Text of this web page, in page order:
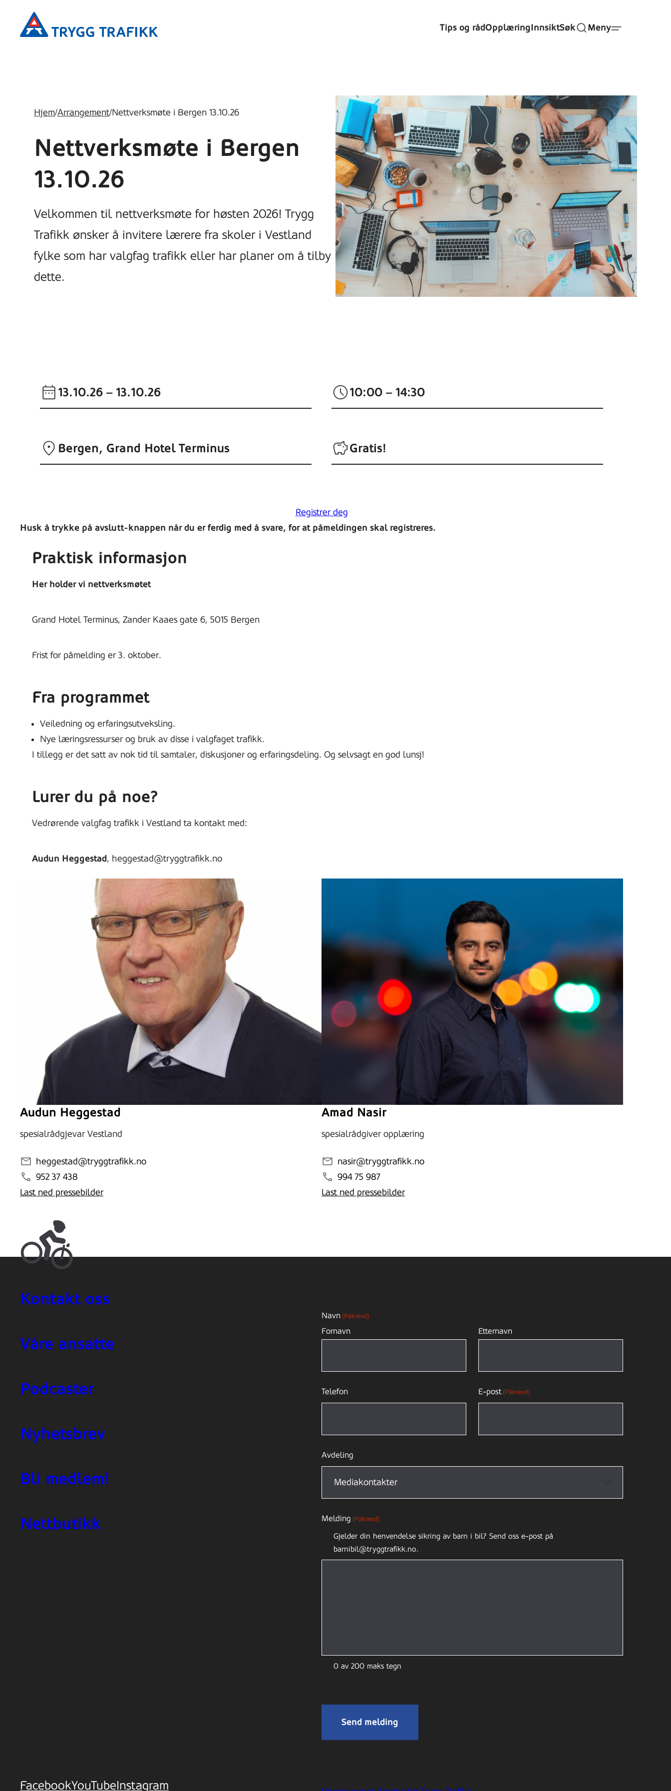
hovedinnhold
Trygg
Trafikk
Tips og rådOpplæringInnsiktSøk Meny
Hjem/Arrangement/Nettverksmøte i Bergen 13.10.26
Nettverksmøte i Bergen
13.10.26
Velkommen til nettverksmøte for høsten 2026! Trygg
Trafikk ønsker å invitere lærere fra skoler i Vestland
fylke som har valgfag trafikk eller har planer om å tilby
dette.
13.10.26 – 13.10.26 10:00 – 14:30
Bergen Grand Hotel Terminus Gratis!
Registrer deg
Husk å trykke på avslutt-knappen når du er ferdig med å svare, for at påmeldingen skal registreres.
Praktisk informasjon
Her holder vi nettverksmøtet
Grand Hotel Terminus, Zander Kaaes gate 6, 5015 Bergen
Frist for påmelding er 3. oktober.
Fra programmet
Veiledning og erfaringsutveksling.
Nye læringsressurser og bruk av disse i valgfaget trafikk.
I tillegg er det satt av nok tid til samtaler, diskusjoner og erfaringsdeling. Og selvsagt en god lunsj!
Lurer du på noe?
Vedrørende valgfag trafikk i Vestland ta kontakt med:
Audun Heggestad, heggestad@tryggtrafikk.no
Audun Heggestad
spesialrådgjevar Vestland
heggestad@tryggtrafikk.no
952 37 438
Last ned pressebilder
Amad Nasir
spesialrådgiver opplæring
nasir@tryggtrafikk.no
994 75 987
Last ned pressebilder
Kontakt oss
Våre ansatte
Podcaster
Nyhetsbrev
Bli medlem!
Nettbutikk
Navn (Påkrevd)
Fornavn Etternavn
Telefon E-post (Påkrevd)
Avdeling
Melding (Påkrevd)
Gjelder din henvendelse sikring av barn i bil? Send oss e-post på
barnibil@tryggtrafikk.no.
0 av 200 maks tegn
FacebookYouTubeInstagram